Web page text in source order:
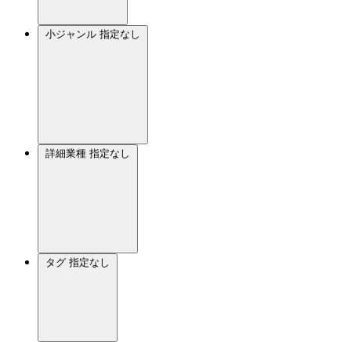
小ジャンル 指定なし
詳細業種 指定なし
タグ 指定なし